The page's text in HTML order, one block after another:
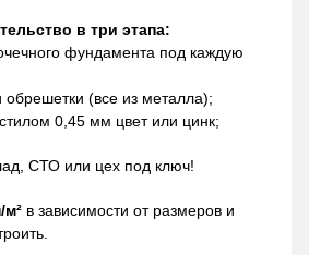
в три этапа:
фундамента под каждую
(все из металла);
0,45 мм цвет или цинк;
СТО или цех под ключ!
м² в зависимости от размеров и